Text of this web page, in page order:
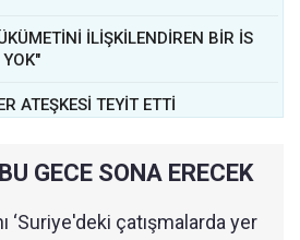
İLİŞKİLENDİREN BİR İS
ATEŞKESİ TEYİT ETTİ
GECE SONA ERECEK
‘Suriye'deki çatışmalarda yer